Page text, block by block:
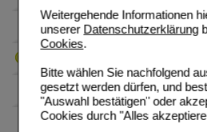
Weitergehende Informationen
unserer Datenschutzerklärung
Cookies.
Bitte wählen Sie nachfolgend
gesetzt werden dürfen, und
"Auswahl bestätigen" oder
Cookies durch "Alles